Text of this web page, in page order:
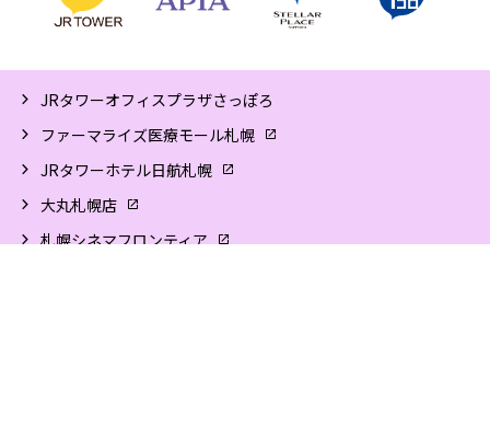
JRタワーオフィスプラザさっぽろ
ファーマライズ医療モール札幌
JRタワーホテル日航札幌
大丸札幌店
札幌シネマフロンティア